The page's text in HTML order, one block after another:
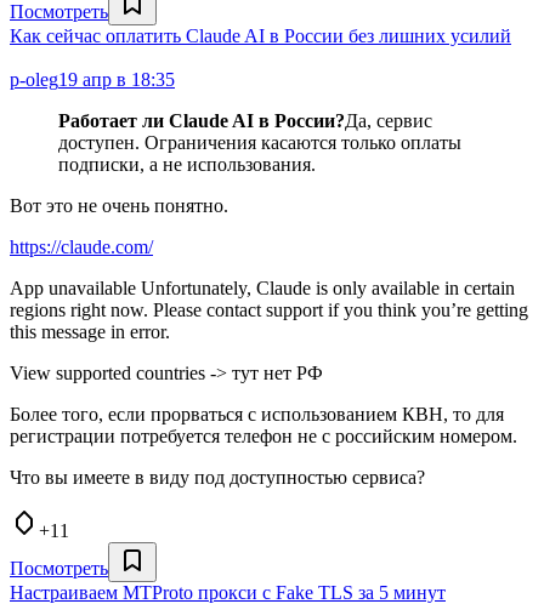
Посмотреть
Как сейчас оплатить Claude AI в России без лишних усилий
p-oleg19 апр в 18:35
Работает ли Claude AI в России?Да, сервис
доступен. Ограничения касаются только оплаты
подписки, а не использования.
Вот это не очень понятно.
https://claude.com/
App unavailable Unfortunately, Claude is only available in certain
regions right now. Please contact support if you think you’re getting
this message in error.
View supported countries -> тут нет РФ
Более того, если прорваться с использованием КВН, то для
регистрации потребуется телефон не с российским номером.
Что вы имеете в виду под доступностью сервиса?
+11
Посмотреть
Настраиваем MTProto прокси с Fake TLS за 5 минут